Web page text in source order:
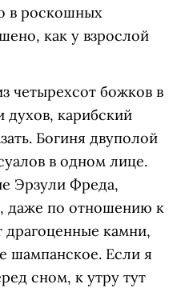
в роскошных
как у взрослой
четырехсот божков в
духов, карибский
Богиня двуполой
в одном лице.
Эрзули Фреда,
даже по отношению к
камни,
шампанское. Если я
сном, к утру тут